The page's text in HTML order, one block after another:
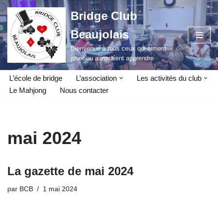
Aller
au
contenu
Bridge Club
Beaujolais
Bienvenue à tous ceux qui aiment
jouer ou aimeraient apprendre
L’école de bridge L’association
Les activités du club
Le Mahjong
Nous contacter
mai 2024
La gazette de mai 2024
par BCB 1 mai 2024